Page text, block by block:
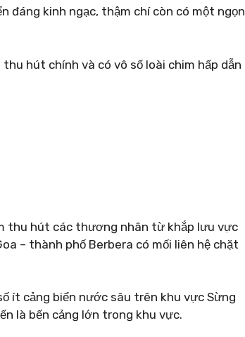
đáng kinh ngạc, thậm chí còn có một ngọn
hút chính và có vô số loài chim hấp dẫn
thu hút các thương nhân từ khắp lưu vực
– thành phố Berbera có mối liên hệ chặt
ít cảng biển nước sâu trên khu vực Sừng
là bến cảng lớn trong khu vực.